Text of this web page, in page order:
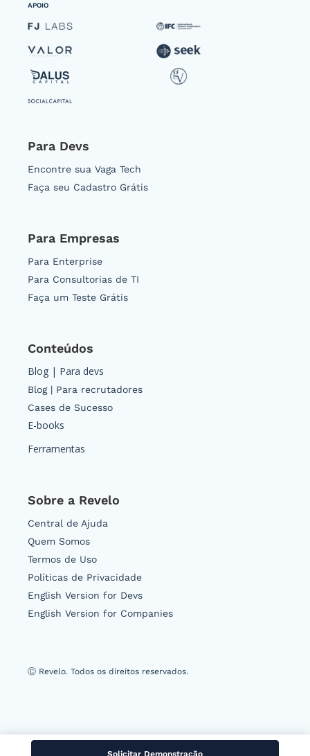
APOIO
Para Devs
Encontre sua Vaga Tech
Faça seu Cadastro Grátis
Para Empresas
Para Enterprise
Para Consultorias de TI
Faça um Teste Grátis
Conteúdos
Blog | Para devs
Blog | Para recrutadores
Cases de Sucesso
E-books
Ferramentas
Sobre a Revelo
Central de Ajuda
Quem Somos
Termos de Uso
Políticas de Privacidade
English Version for Devs
English Version for Companies
Ⓒ Revelo. Todos os direitos reservados.
Solicitar Demonstração